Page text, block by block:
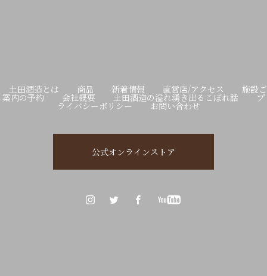
土田酒造とは 商品 新着情報 直営店/アクセス 施設ご
案内の予約 会社概要 土田酒造の溢れ湧き出るこぼれ話 プ
ライバシーポリシー お問い合わせ
公式オンラインストア